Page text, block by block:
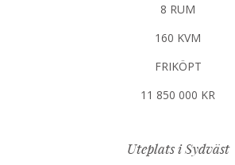
8 RUM
160 KVM
FRIKÖPT
11 850 000 KR
Uteplats i Sydväst